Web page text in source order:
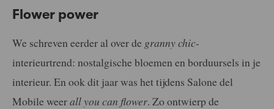
Flower power
We schreven eerder al over de granny chic-
interieurtrend: nostalgische bloemen en borduursels in je
interieur. En ook dit jaar was het tijdens Salone del
Mobile weerall you can flower. Zo ontwierp de